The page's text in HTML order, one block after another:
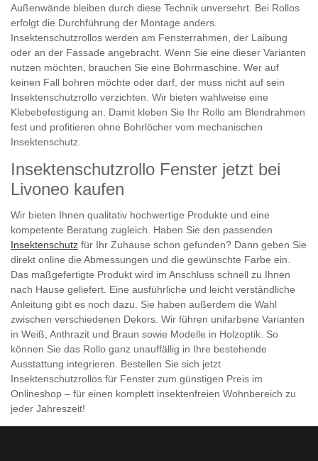
Außenwände bleiben durch diese Technik unversehrt. Bei Rollos
erfolgt die Durchführung der Montage anders.
Insektenschutzrollos werden am Fensterrahmen, der Laibung
oder an der Fassade angebracht. Wenn Sie eine dieser Varianten
nutzen möchten, brauchen Sie eine Bohrmaschine. Wer auf
keinen Fall bohren möchte oder darf, der muss nicht auf sein
Insektenschutzrollo verzichten. Wir bieten wahlweise eine
Klebebefestigung an. Damit kleben Sie Ihr Rollo am Blendrahmen
fest und profitieren ohne Bohrlöcher vom mechanischen
Insektenschutz.
Insektenschutzrollo Fenster jetzt bei
Livoneo kaufen
Wir bieten Ihnen qualitativ hochwertige Produkte und eine
kompetente Beratung zugleich. Haben Sie den passenden
Insektenschutz für Ihr Zuhause schon gefunden? Dann geben Sie
direkt online die Abmessungen und die gewünschte Farbe ein.
Das maßgefertigte Produkt wird im Anschluss schnell zu Ihnen
nach Hause geliefert. Eine ausführliche und leicht verständliche
Anleitung gibt es noch dazu. Sie haben außerdem die Wahl
zwischen verschiedenen Dekors. Wir führen unifarbene Varianten
in Weiß, Anthrazit und Braun sowie Modelle in Holzoptik. So
können Sie das Rollo ganz unauffällig in Ihre bestehende
Ausstattung integrieren. Bestellen Sie sich jetzt
Insektenschutzrollos für Fenster zum günstigen Preis im
Onlineshop – für einen komplett insektenfreien Wohnbereich zu
jeder Jahreszeit!